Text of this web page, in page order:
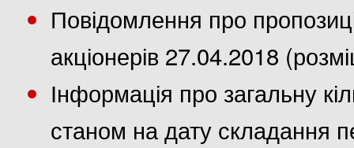
Повідомлення про
акціонерів 27.04.2018
Інформація про загальну
станом на дату складання